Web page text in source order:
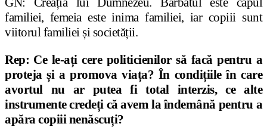
familiei, femeia este inima familiei, iar copiii sunt
viitorul familieiși societății.
Rep: Ce le-ați cere politicienilor să facă pentru a
proteja și a promova viața? În condițiile în care
avortul nu ar putea fi total interzis, ce alte
instrumente credeți că avem la îndemână pentru a
apăra copiii nenăscuți?